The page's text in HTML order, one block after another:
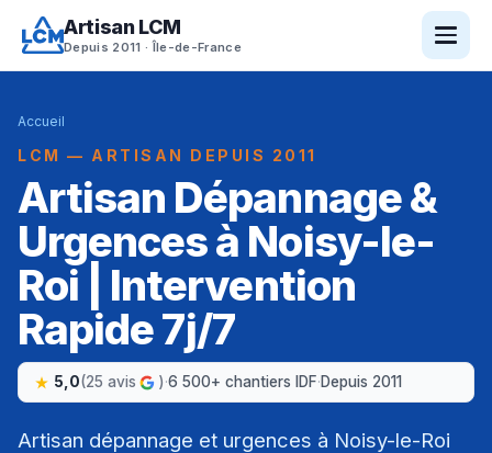
Artisan LCM
Depuis 2011 · Île-de-France
Accueil
LCM — ARTISAN DEPUIS 2011
Artisan Dépannage &
Urgences à Noisy-le-
Roi | Intervention
Rapide 7j/7
5,0(25 avis )·6 500+ chantiers IDF·Depuis 2011
Artisan dépannage et urgences à Noisy-le-Roi